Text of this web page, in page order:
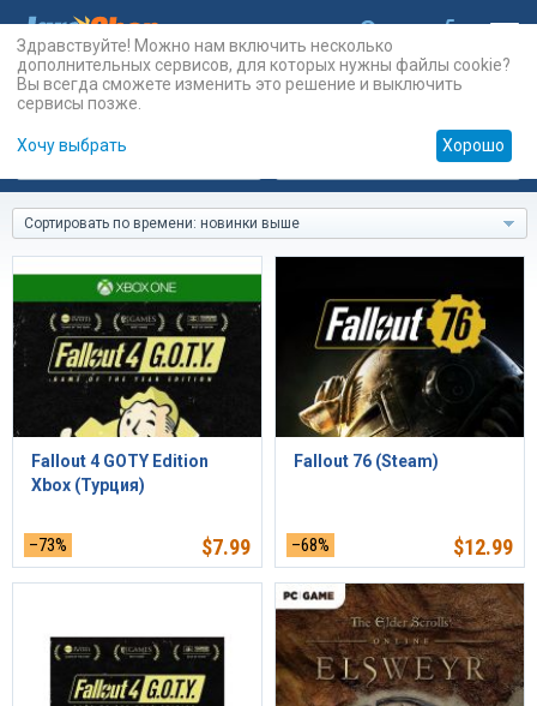
Карты Prepaid
Сортировать по времени: новинки выше
Fallout 4 GOTY Edition
Xbox (Турция)
–73% $7.99
Fallout 76 (Steam)
–68% $12.99
Здравствуйте! Можно нам включить несколько
дополнительных сервисов, для которых нужны файлы cookie?
Вы всегда сможете изменить это решение и выключить
сервисы позже.
Хочу выбрать Хорошо